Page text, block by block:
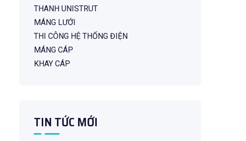
THANH UNISTRUT
MÁNG LƯỚI
THI CÔNG HỆ THỐNG ĐIỆN
MÁNG CÁP
KHAY CÁP
TIN TỨC MỚI